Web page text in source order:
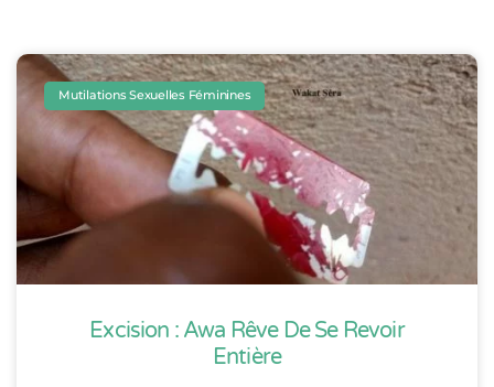
Mutilations Sexuelles Féminines
Excision : Awa Rêve De Se Revoir
Entière